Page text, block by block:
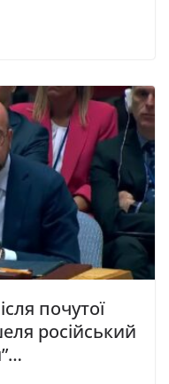
почутої
російський